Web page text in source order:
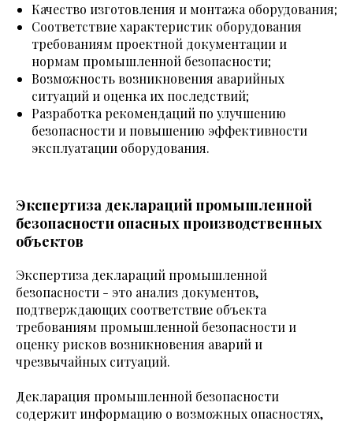
Качество изготовления и монтажа оборудования;
Соответствие характеристик оборудования
требованиям проектной документации и
нормам промышленной безопасности;
Возможность возникновения аварийных
ситуаций и оценка их последствий;
Разработка рекомендаций по улучшению
безопасности и повышению эффективности
эксплуатации оборудования.
Экспертиза деклараций промышленной
безопасности опасных производственных
объектов
Экспертиза деклараций промышленной
безопасности - это анализ документов,
подтверждающих соответствие объекта
требованиям промышленной безопасности и
оценку рисков возникновения аварий и
чрезвычайных ситуаций.
Декларация промышленной безопасности
содержит информацию о возможных опасностях,